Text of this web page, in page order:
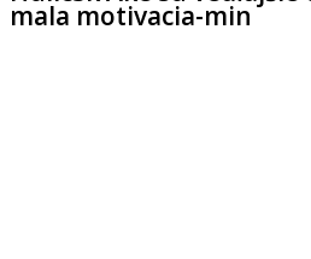
mala motivacia-min